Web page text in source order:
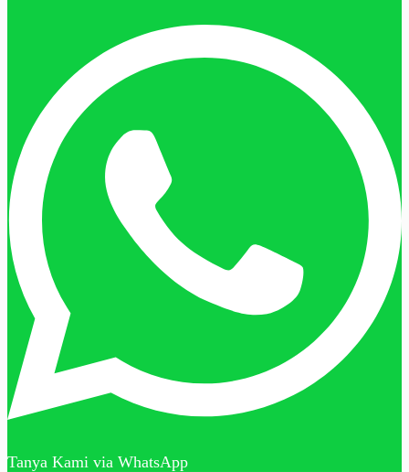
Tanya Kami via WhatsApp